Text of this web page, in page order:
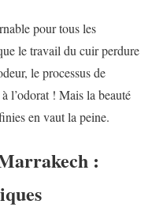
pour tous les
le travail du cuir perdure
le processus de
l’odorat ! Mais la beauté
en vaut la peine.
: